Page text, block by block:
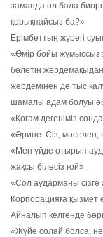
заманда ол бала
қорықпайсыз ба?»
Ерімбеттың жүрегі
«Өмір бойы жұмыссыз
бөлетін
жәрдемінен де тыс
шамалы адам болуы
«Қоғам дегеніміз
«Әрине. Сіз, мәселен,
«Мен үйде отырып
жақсы білесіз ғой».
«Сол аударманы
Корпорацияға қызмет
Айналып келгенде
«Жүйе солай болса,